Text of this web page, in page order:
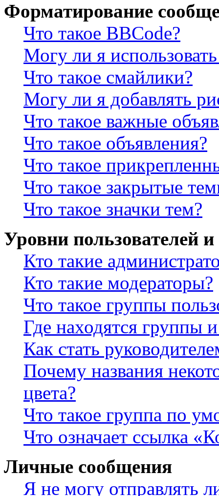
Форматирование
Что такое BBCode?
Могу ли я
Что такое смайлики?
Могу ли я добавлять
Что такое важные
Что такое объявления?
Что такое
Что такое закрытые
Что такое значки тем?
Уровни пользователей
Кто такие
Кто такие модераторы?
Что такое группы
Где находятся группы
Как стать
Почему названия
цвета?
Что такое группа по
Что означает ссылка
Личные сообщения
Я не могу отправлять